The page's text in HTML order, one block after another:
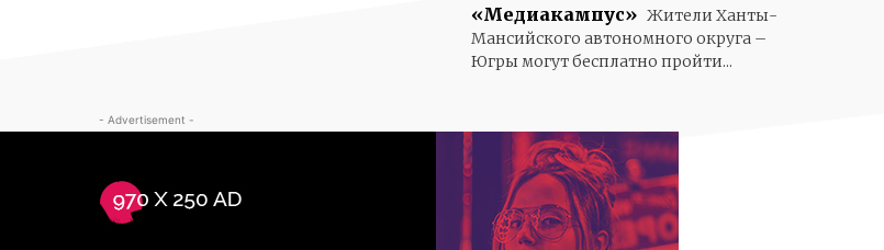
«Медиакампус» Жители Ханты-
Мансийского автономного округа –
Югры могут бесплатно пройти...
- Advertisement -